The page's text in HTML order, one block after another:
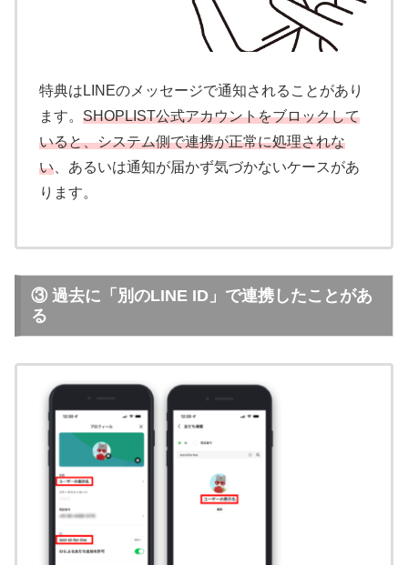
特典はLINEのメッセージで通知されることがあり
ます。 SHOPLIST公式アカウントをブロックして
いると、システム側で連携が正常に処理されな
い 、あるいは通知が届かず気づかないケースがあ
ります。
③ 過去に「別のLINE ID」で連携したことがあ
る